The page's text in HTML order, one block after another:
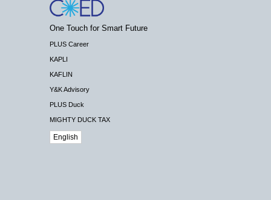
One Touch for Smart Future
PLUS Career
KAPLI
KAFLIN
Y&K Advisory
PLUS Duck
MIGHTY DUCK TAX
English